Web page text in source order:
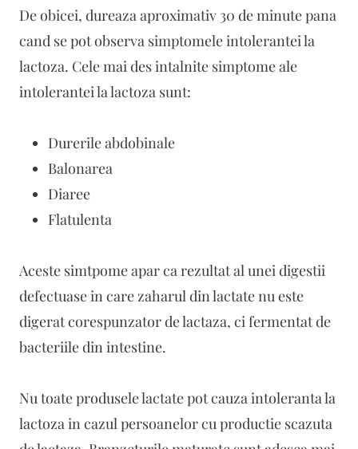
De obicei, dureaza aproximativ 30 de minute pana
cand se pot observa simptomele intolerantei la
lactoza. Cele mai des intalnite simptome ale
intolerantei la lactoza sunt:
Durerile abdobinale
Balonarea
Diaree
Flatulenta
Aceste simtpome apar ca rezultat al unei digestii
defectuase in care zaharul din lactate nu este
digerat corespunzator de lactaza, ci fermentat de
bacteriile din intestine.
Nu toate produsele lactate pot cauza intoleranta la
lactoza in cazul persoanelor cu productie scazuta